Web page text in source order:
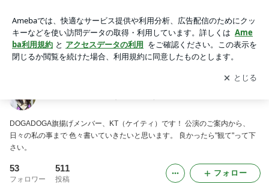
アプリをダウンロードして ブログの更新通知
を受け取りまし
ょう。
開く
DOGADOGA旗揚げメンバー、KT（ケイティ）です！ 公演のご案内から、
日々の私の事まで 色々書いていきたいと思います。 良かったら"観て"って下
さい。
53
フォロワー
511
投稿
フォロー